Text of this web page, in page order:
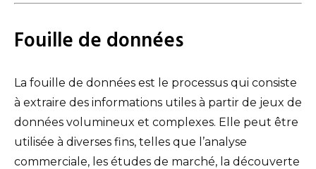
Fouille de données
La fouille de données est le processus qui consiste
à extraire des informations utiles à partir de jeux de
données volumineux et complexes. Elle peut être
utilisée à diverses fins, telles que l’analyse
commerciale, les études de marché, la découverte